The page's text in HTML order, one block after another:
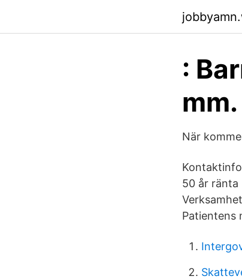
:
När
50 år ränta
Patientens